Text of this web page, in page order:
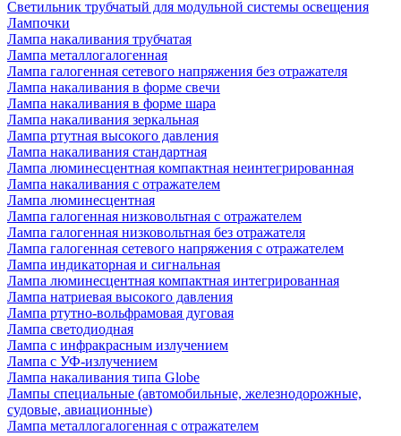
Светильник трубчатый для модульной системы освещения
Лампочки
Лампа накаливания трубчатая
Лампа металлогалогенная
Лампа галогенная сетевого напряжения без отражателя
Лампа накаливания в форме свечи
Лампа накаливания в форме шара
Лампа накаливания зеркальная
Лампа ртутная высокого давления
Лампа накаливания стандартная
Лампа люминесцентная компактная неинтегрированная
Лампа накаливания с отражателем
Лампа люминесцентная
Лампа галогенная низковольтная с отражателем
Лампа галогенная низковольтная без отражателя
Лампа галогенная сетевого напряжения с отражателем
Лампа индикаторная и сигнальная
Лампа люминесцентная компактная интегрированная
Лампа натриевая высокого давления
Лампа ртутно-вольфрамовая дуговая
Лампа светодиодная
Лампа с инфракрасным излучением
Лампа с УФ-излучением
Лампа накаливания типа Globe
Лампы специальные (автомобильные, железнодорожные,
судовые, авиационные)
Лампа металлогалогенная с отражателем